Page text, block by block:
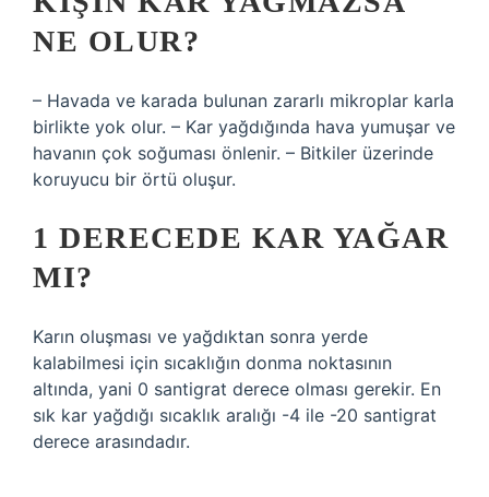
NE OLUR?
– Havada ve karada bulunan zararlı mikroplar karla
birlikte yok olur. – Kar yağdığında hava yumuşar ve
havanın çok soğuması önlenir. – Bitkiler üzerinde
koruyucu bir örtü oluşur.
1 DERECEDE KAR YAĞAR
MI?
Karın oluşması ve yağdıktan sonra yerde
kalabilmesi için sıcaklığın donma noktasının
altında, yani 0 santigrat derece olması gerekir. En
sık kar yağdığı sıcaklık aralığı -4 ile -20 santigrat
derece arasındadır.